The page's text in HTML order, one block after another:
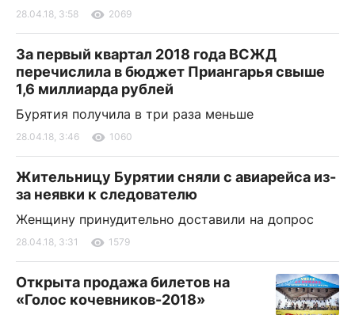
28.04.18, 3:58 2069
За первый квартал 2018 года ВСЖД
перечислила в бюджет Приангарья свыше
1,6 миллиарда рублей
Бурятия получила в три раза меньше
28.04.18, 3:46 1060
Жительницу Бурятии сняли с авиарейса из-
за неявки к следователю
Женщину принудительно доставили на допрос
28.04.18, 3:31 1579
Открыта продажа билетов на
«Голос кочевников-2018»